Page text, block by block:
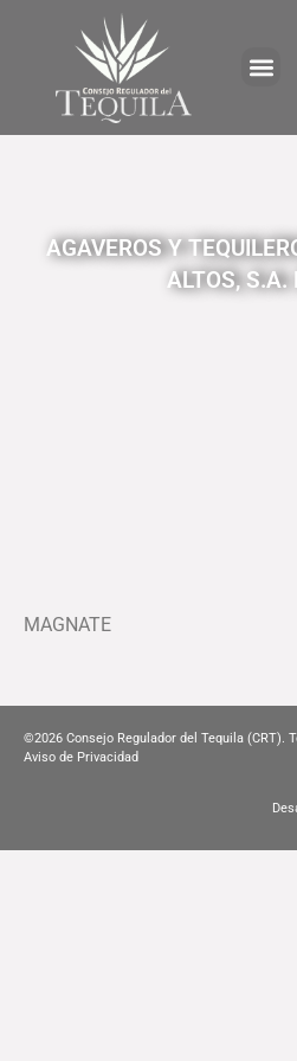
AGAVEROS Y
ALTOS, S.A.
MAGNATE
©2026 Consejo Regulador del Tequila (CRT).
Aviso de Privacidad